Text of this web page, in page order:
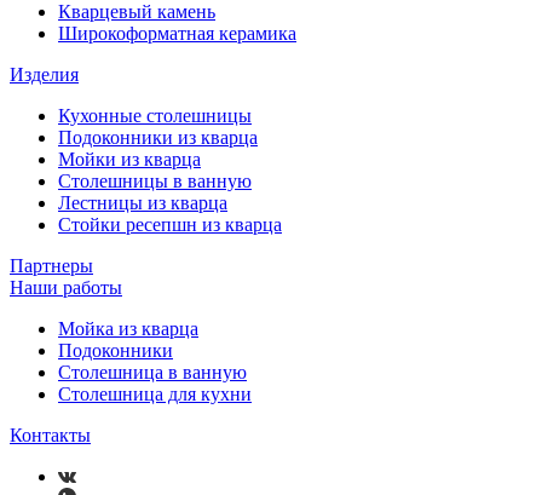
Кварцевый камень
Широкоформатная керамика
Изделия
Кухонные столешницы
Подоконники из кварца
Мойки из кварца
Столешницы в ванную
Лестницы из кварца
Стойки ресепшн из кварца
Партнеры
Наши работы
Мойка из кварца
Подоконники
Столешница в ванную
Столешница для кухни
Контакты